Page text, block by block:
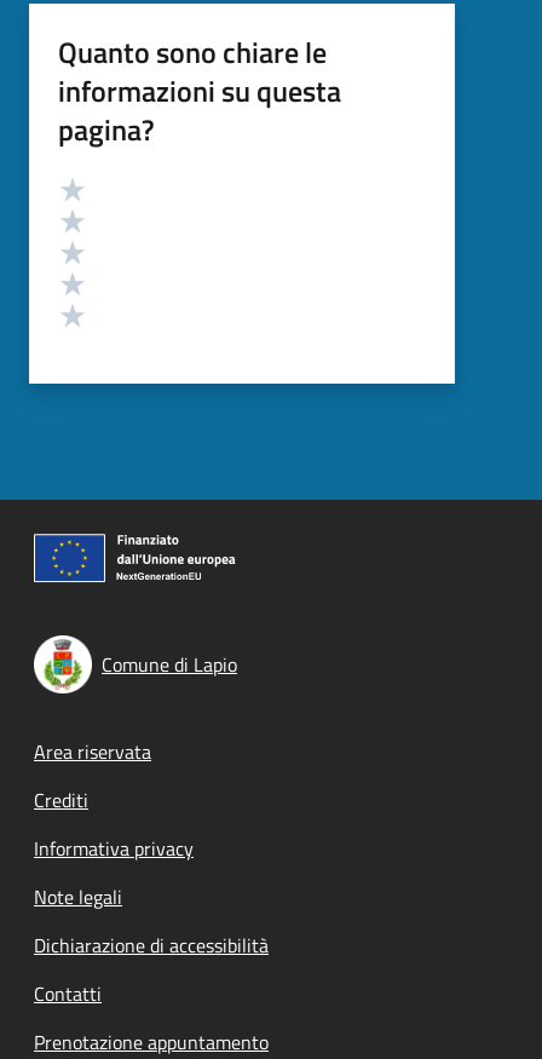
Quanto sono chiare le
informazioni su questa
pagina?
Valutazione
Comune di Lapio
Footer menu
Area riservata
Crediti
Informativa privacy
Note legali
Dichiarazione di accessibilità
Contatti
Prenotazione appuntamento